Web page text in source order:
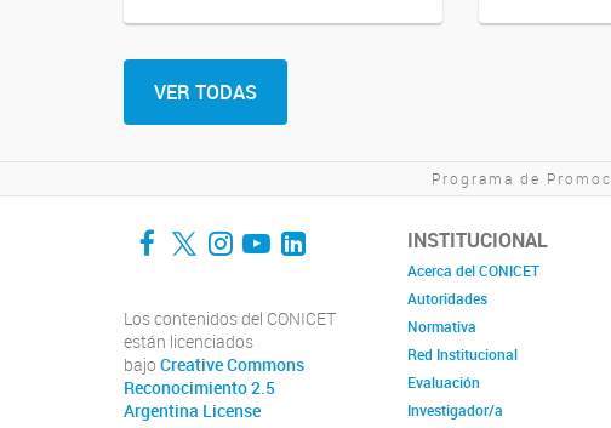
VER TODAS
Programa de
Facebook
Twitter
Instagram
YouTube
LinkedIn
Los contenidos del CONICET
están licenciados
bajo Creative Commons
Reconocimiento 2.5
Argentina License
INSTITUCIONAL
Acerca del CONICET
Autoridades
Normativa
Red Institucional
Evaluación
Investigador/a